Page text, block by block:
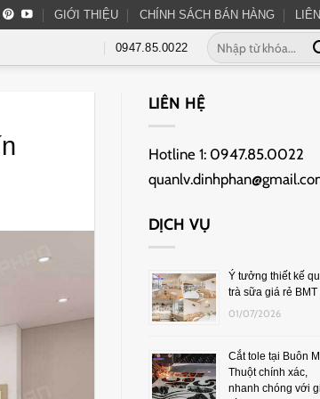
GIỚI THIỆU CHÍNH SÁCH BÁN HÀNG
0947.85.0022
LIÊN HỆ
Hotline 1: 0947.85.0022
DỊCH VỤ
Ý tưởng thiết kế
trà sữa giá rẻ BMT
01/07/2026
Cắt tole tại Buôn
Thuột chính xác,
nhanh chóng với